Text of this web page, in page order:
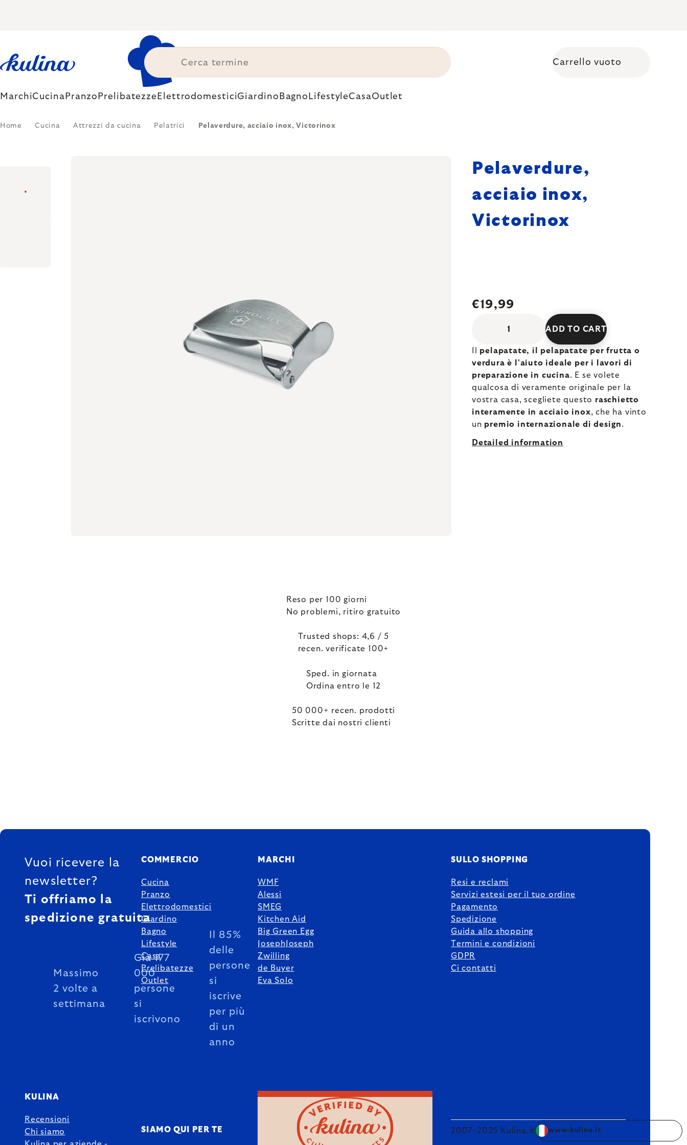
Carrello vuoto
MarchiCucina Pranzo Prelibatezze ElettrodomesticiGiardino Bagno LifestyleCasaOutlet
Home Cucina Attrezzi da cucina Pelatrici Pelaverdure, acciaio inox, Victorinox
Pelaverdure,
acciaio inox,
Victorinox
€19,99
ADD TO CART
pelapatate, il pelapatate per frutta o
verduraè l'aiuto ideale per i lavori di
preparazione in cucina. E se volete
qualcosa di veramente originale per la
vostra casa, scegliete questo raschietto
interamente in acciaio inox, che ha vinto
un premio internazionale di design.
Detailed information
Reso per 100 giorni
No problemi, ritiro gratuito
Trusted shops: 4,6 / 5
recen. verificate 100+
Sped. in giornata
Ordina entro le 12
50 000+ recen. prodotti
Scritte dai nostri clienti
FOOTER
Vuoi ricevere la
newsletter?
Ti offriamo la
spedizione gratuita
Massimo
2 volte a
settimana
Già 177
000
persone
si
iscrivono
Il 85%
delle
persone
si
iscrive
per più
di un
anno
COMMERCIO
Cucina
Pranzo
Elettrodomestici
Giardino
Bagno
Lifestyle
Casa
Prelibatezze
Outlet
MARCHI
WMF
Alessi
SMEG
Kitchen Aid
Big Green Egg
JosephJoseph
Zwilling
de Buyer
Eva Solo
SULLO SHOPPING
Resi e reclami
Servizi estesi per il tuo ordine
Pagamento
Spedizione
Guida allo shopping
Termini e condizioni
GDPR
Ci contatti
KULINA
Recensioni
Chi siamo
SIAMO QUI PER TE 2007–2025 Kulina.it www.kulina.it